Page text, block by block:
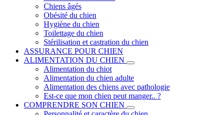
Chiens âgés
Obésité du chien
Hygiène du chien
Toilettage du chien
Stérilisation et castration du chien
ASSURANCE POUR CHIEN
ALIMENTATION DU CHIEN
Alimentation du chiot
Alimentation du chien adulte
Alimentation des chiens avec pathologie
Est-ce que mon chien peut manger.. ?
COMPRENDRE SON CHIEN